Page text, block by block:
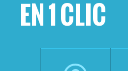
EN 1 CLIC